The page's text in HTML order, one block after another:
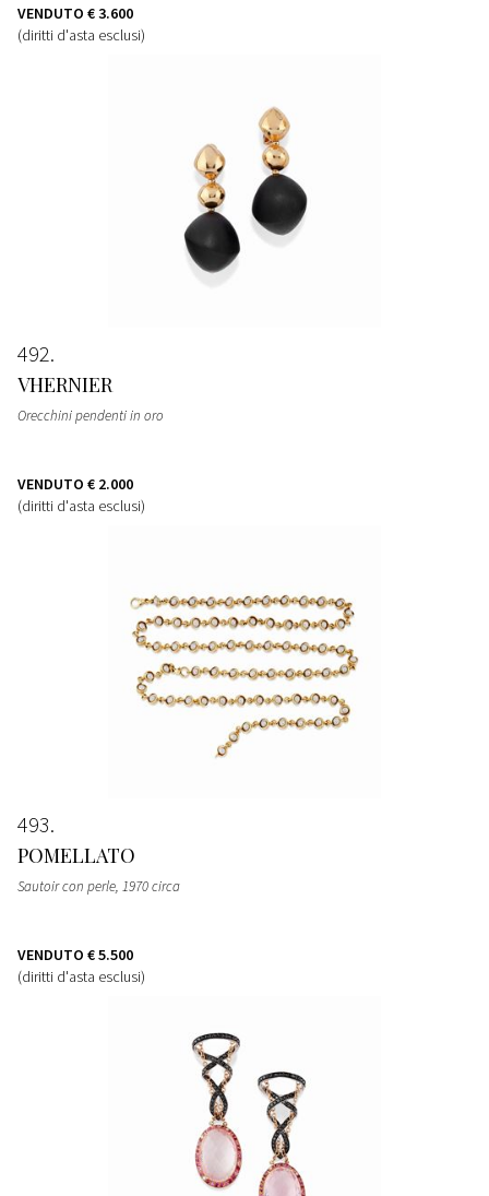
VENDUTO € 3.600
(diritti d'asta esclusi)
492
VHERNIER
Orecchini pendenti in oro
VENDUTO € 2.000
(diritti d'asta esclusi)
493
POMELLATO
Sautoir con perle, 1970 circa
VENDUTO € 5.500
(diritti d'asta esclusi)